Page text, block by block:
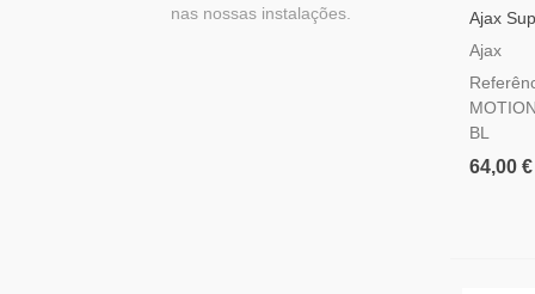
nas nossas instalações.
Ajax
Fibra
Fios
Ajax
BL
64,00 €